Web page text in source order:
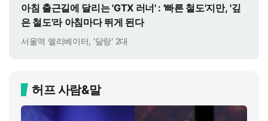
아침 출근길에 달리는 'GTX 러너' : '빠른 철도'지만, '깊
은 철도'라 아침마다 뛰게 된다
서울역 엘리베이터, '달랑' 2대
허프 사람&말